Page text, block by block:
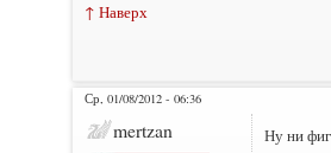
↑ Наверх
Ср, 01/08/2012 - 06:36
mertzan Ну ни